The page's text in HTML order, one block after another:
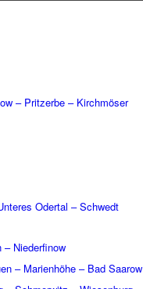
– Prit­zerbe – Kirch­mö­ser
Oder­tal – Schwedt
– Nieder­fi­now
– Mari­en­höhe – Bad Saarow